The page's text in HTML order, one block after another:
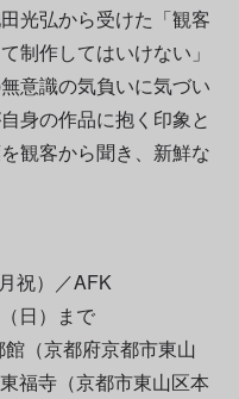
光弘から受けた「観客
制作してはいけない」
意識の気負いに気づい
身の作品に抱く印象と
観客から聞き、新鮮な
祝）／AFK
日）まで
（京都府京都市東山
福寺（京都市東山区本